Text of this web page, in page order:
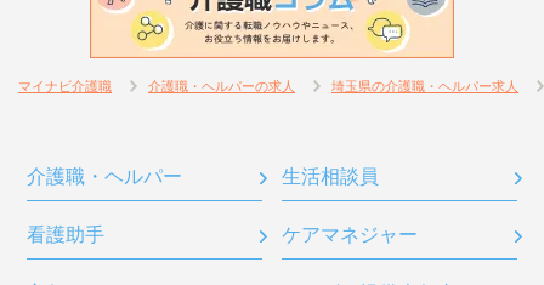
マイナビ介護職 介護職・ヘルパーの求人 埼玉県の介護職・ヘルパー求人
介護職・ヘルパー 生活相談員
看護助手 ケアマネジャー